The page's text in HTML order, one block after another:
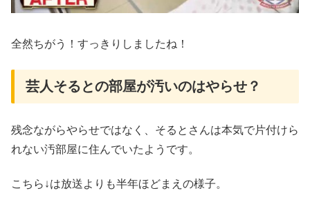
全然ちがう！すっきりしましたね！
芸人そるとの部屋が汚いのはやらせ？
残念ながらやらせではなく、そるとさんは本気で片付けら
れない汚部屋に住んでいたようです。
こちら↓は放送よりも半年ほどまえの様子。